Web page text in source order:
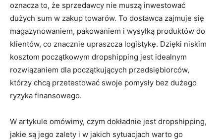
oznacza to, że sprzedawcy nie muszą inwestować
dużych sum w zakup towarów. To dostawca zajmuje się
magazynowaniem, pakowaniem i wysyłką produktów do
klientów, co znacznie upraszcza logistykę. Dzięki niskim
kosztom początkowym dropshipping jest idealnym
rozwiązaniem dla początkujących przedsiębiorców,
którzy chcą przetestować swoje pomysły bez dużego
ryzyka finansowego.
W artykule omówimy, czym dokładnie jest dropshipping,
jakie są jego zalety i w jakich sytuacjach warto go